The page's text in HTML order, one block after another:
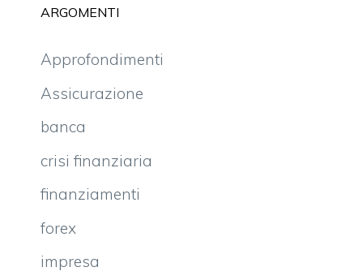
ARGOMENTI
Approfondimenti
Assicurazione
banca
crisi finanziaria
finanziamenti
forex
impresa